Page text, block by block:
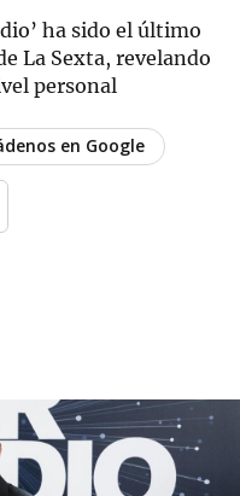
ha sido el último
La Sexta, revelando
personal
en Google